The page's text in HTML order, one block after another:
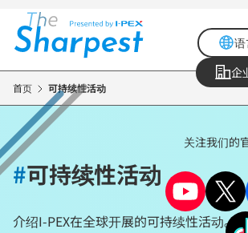
主
内
企
关注我们的
首页 可持续性活动
#可持续性活动
介绍I-PEX在全球开展的可持续性活动。